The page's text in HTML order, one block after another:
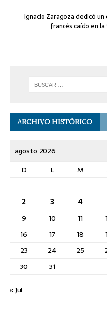
Ignacio Zaragoza dedicó
francés caído en la
ARCHIVO HISTÓRICO
agosto 2026
D
L M
2
3 4
9
10 11
16
17 18
23
24 25
30
31
« Jul